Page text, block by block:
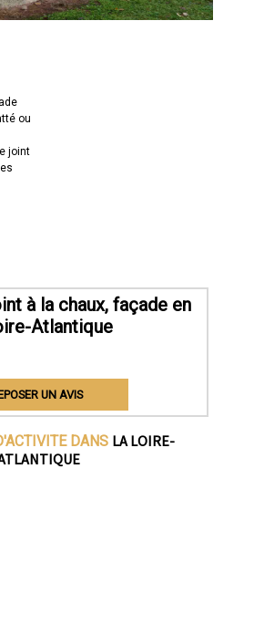
ou
joint
à la chaux, façade en
Atlantique
UN AVIS
DANS LA LOIRE-